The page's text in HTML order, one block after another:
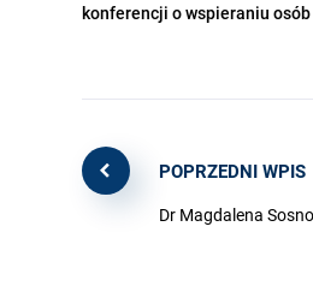
konferencji o wspieraniu
POPRZEDNI WPIS
Dr Magdalena